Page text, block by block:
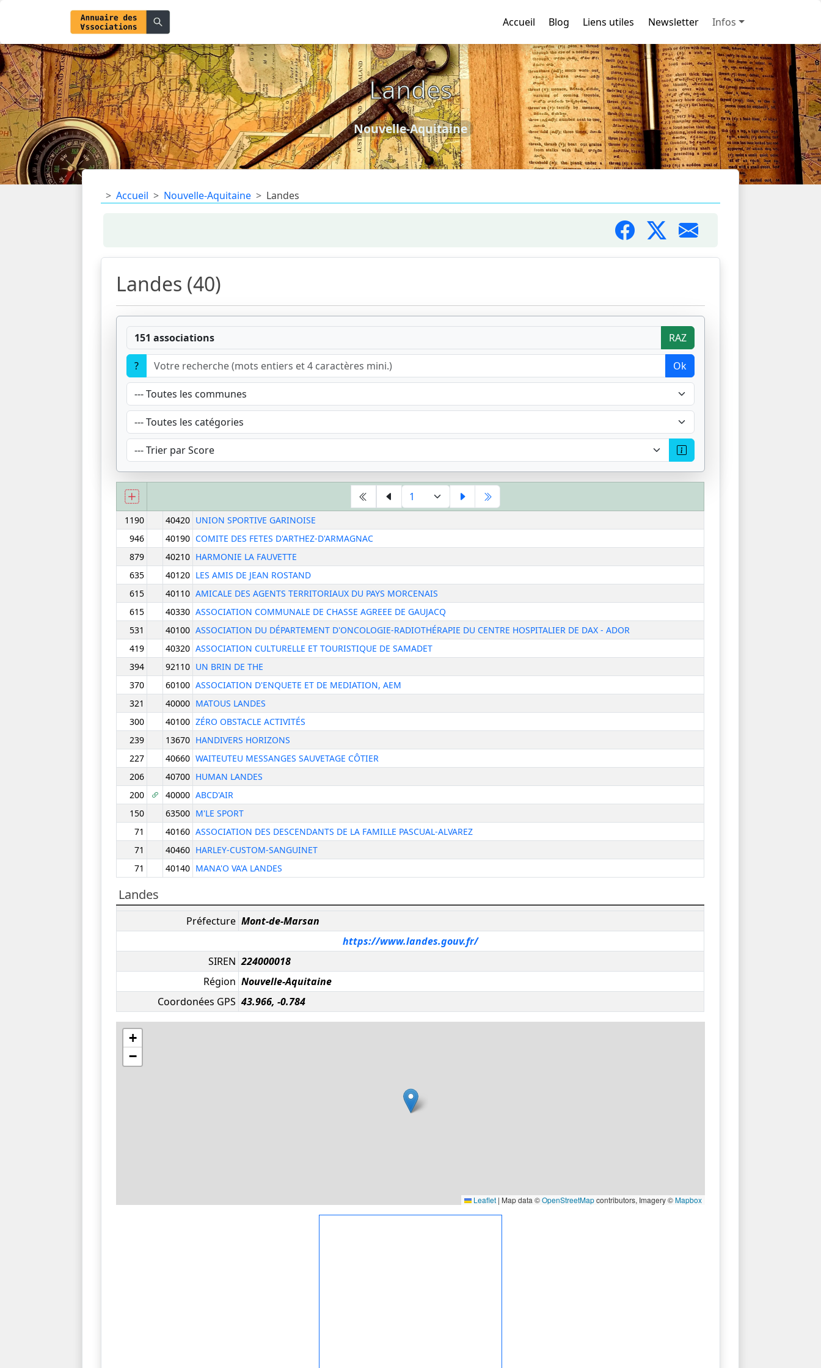
Accueil Blog Liens utiles Newsletter Infos
Landes
Nouvelle-Aquitaine
Accueil Nouvelle-Aquitaine Landes
Landes (40)
151 associations RAZ
? Ok
1190 40420 UNION SPORTIVE GARINOISE
946
40190 COMITE DES FETES D'ARTHEZ-D'ARMAGNAC
879
40210 HARMONIE LA FAUVETTE
635
40120 LES AMIS DE JEAN ROSTAND
615
40110 AMICALE DES AGENTS TERRITORIAUX DU PAYS MORCENAIS
615
40330 ASSOCIATION COMMUNALE DE CHASSE AGREEE DE GAUJACQ
531
40100 ASSOCIATION DU DÉPARTEMENT D'ONCOLOGIE-RADIOTHÉRAPIE DU CENTRE HOSPITALIER DE DAX - ADOR
419
40320 ASSOCIATION CULTURELLE ET TOURISTIQUE DE SAMADET
394
92110 UN BRIN DE THE
370
60100 ASSOCIATION D'ENQUETE ET DE MEDIATION, AEM
321
40000 MATOUS LANDES
300
40100 ZÉRO OBSTACLE ACTIVITÉS
239
13670 HANDIVERS HORIZONS
227
40660 WAITEUTEU MESSANGES SAUVETAGE CÔTIER
206
40700 HUMAN LANDES
200
40000 ABCD'AIR
150
63500 M'LE SPORT
71
40160 ASSOCIATION DES DESCENDANTS DE LA FAMILLE PASCUAL-ALVAREZ
71
40460 HARLEY-CUSTOM-SANGUINET
71
40140 MANA'O VA'A LANDES
Landes
Préfecture Mont-de-Marsan
https://www.landes.gouv.fr/
SIREN 224000018
Région Nouvelle-Aquitaine
Coordonées GPS 43.966, -0.784
+
−
Leaflet | Map data ©OpenStreetMapcontributors, Imagery ©Mapbox